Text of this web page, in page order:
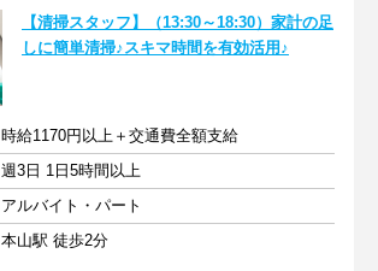
【清掃スタッフ】（13:30～18:30）家計の足
しに簡単清掃♪スキマ時間を有効活用♪
時給1170円以上＋交通費全額支給
週3日 1日5時間以上
アルバイト・パート
本山駅 徒歩2分